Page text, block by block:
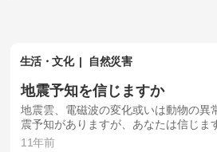
生活・文化 自然災害
地震予知を信じますか
地震雲、電磁波の変化或いは動物の異
震予知がありますが、あなたは信じま
11年前